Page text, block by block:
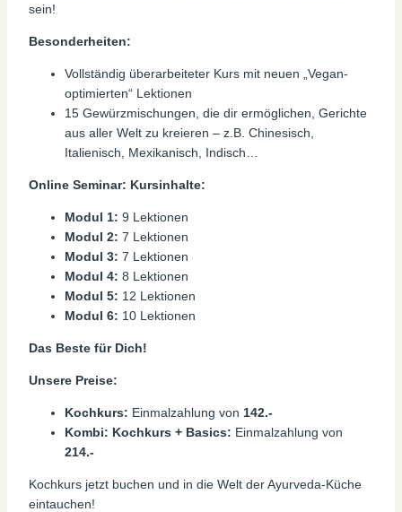
sein!
Besonderheiten:
Vollständig überarbeiteter Kurs mit neuen „Vegan-
optimierten“ Lektionen
15 Gewürzmischungen, die dir ermöglichen, Gerichte
aus aller Welt zu kreieren – z.B. Chinesisch,
Italienisch, Mexikanisch, Indisch…
Online Seminar: Kursinhalte:
Modul 1: 9 Lektionen
Modul 2: 7 Lektionen
Modul 3: 7 Lektionen
Modul 4: 8 Lektionen
Modul 5: 12 Lektionen
Modul 6: 10 Lektionen
Das Beste für Dich!
Unsere Preise:
Kochkurs: Einmalzahlung von 142.-
Kombi: Kochkurs + Basics: Einmalzahlung von
214.-
Kochkurs jetzt buchen und in die Welt der Ayurveda-Küche
eintauchen!